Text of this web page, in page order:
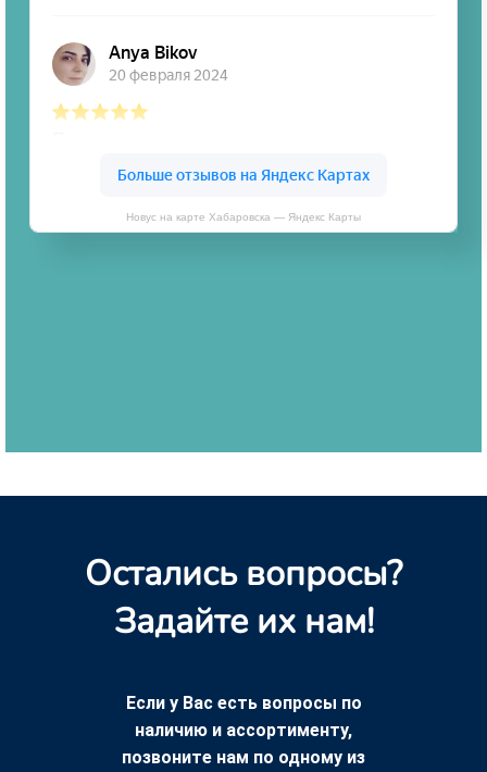
Новус на карте Хабаровска — Яндекс Карты
Остались вопросы?
Задайте их нам!
Если у Вас есть вопросы по
наличию и ассортименту,
позвоните нам по одному из